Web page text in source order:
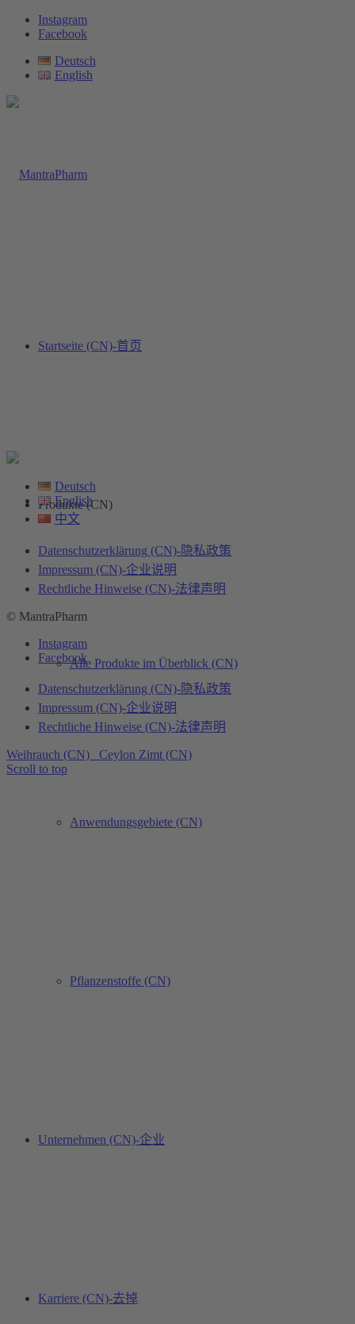
Instagram
Facebook
Deutsch
English
Startseite (CN)-首页
Produkte (CN)
Alle Produkte im Überblick (CN)
Anwendungsgebiete (CN)
Pflanzenstoffe (CN)
Unternehmen (CN)-企业
Karriere (CN)-去掉
Deutsch
English
中文
Datenschutzerklärung (CN)-隐私政策
Impressum (CN)-企业说明
Rechtliche Hinweise (CN)-法律声明
© MantraPharm
Instagram
Facebook
Datenschutzerklärung (CN)-隐私政策
Impressum (CN)-企业说明
Rechtliche Hinweise (CN)-法律声明
Weihrauch (CN)
Ceylon Zimt (CN)
Scroll to top